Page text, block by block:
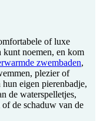
of luxe
kunt noemen, en kom
zwembaden,
plezier of
eigen pierenbadje,
de waterspelletjes,
de schaduw van de